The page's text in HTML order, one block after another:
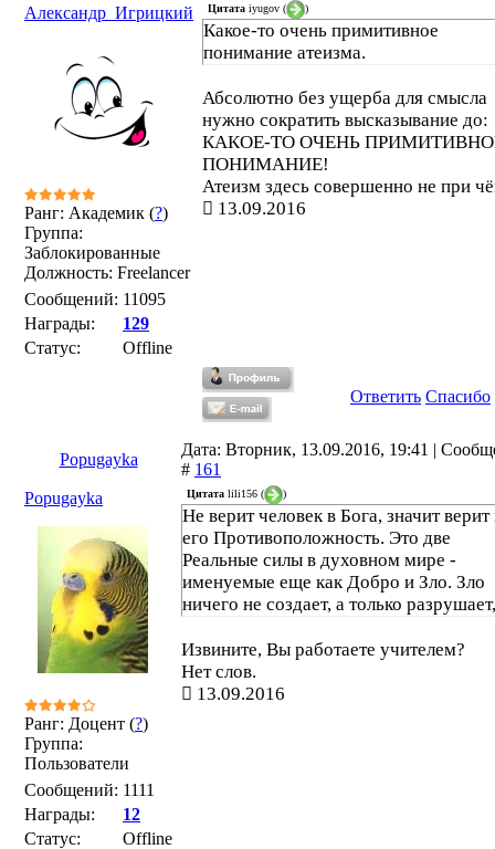
Александр_Игрицкий
Ранг: Академик (?)
Группа:
Заблокированные
Должность: Freelancer
Сообщений: 11095
Награды:
129
Статус:
Offline
Цитата iyugov ( )
Какое-то очень примитивное
понимание атеизма.
Абсолютно без ущерба для смысла
нужно сократить высказывание до:
КАКОЕ-ТО ОЧЕНЬ
ПОНИМАНИЕ!
Атеизм здесь совершенно не при
13.09.2016
Ответить Спасибо
Popugayka
Дата: Вторник, 13.09.2016, 19:41 |
# 161
Popugayka
Ранг: Доцент (?)
Группа:
Пользователи
Сообщений: 1111
Награды:
12
Статус:
Offline
Цитата lili156 ( )
Не верит человек в Бога, значит верит
его Противоположность. Это две
Реальные силы в духовном мире -
именуемые еще как Добро и Зло. Зло
ничего не создает, а только разрушает,
Извините, Вы работаете учителем?
Нет слов.
13.09.2016